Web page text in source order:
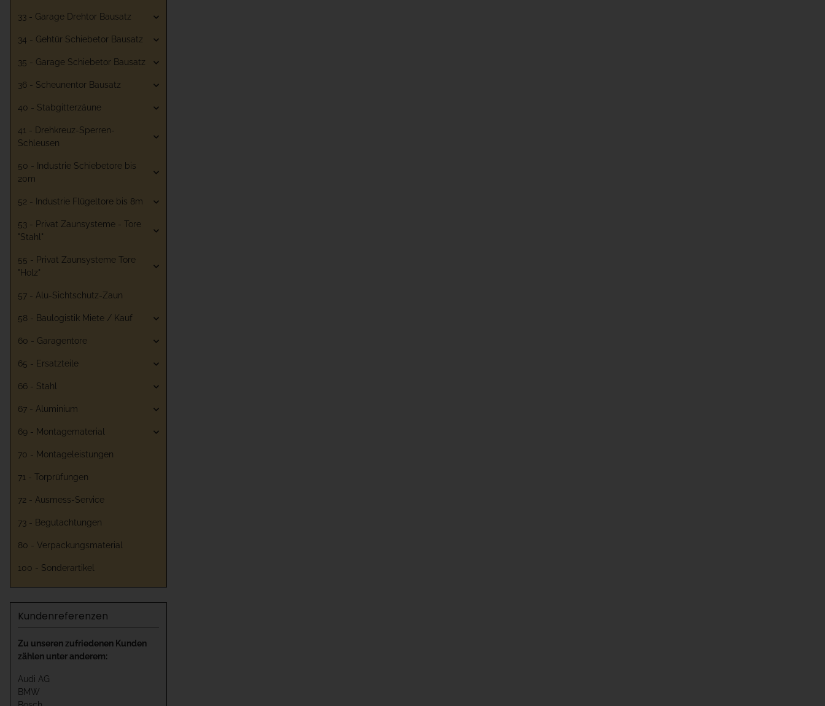
33 - Garage Drehtor Bausatz
34 - Gehtür Schiebetor Bausatz
35 - Garage Schiebetor Bausatz
36 - Scheunentor Bausatz
40 - Stabgitterzäune
41 - Drehkreuz-Sperren-
Schleusen
50 - Industrie Schiebetore bis
20m
52 - Industrie Flügeltore bis 8m
53 - Privat Zaunsysteme - Tore
"Stahl"
55 - Privat Zaunsysteme Tore
"Holz"
57 - Alu-Sichtschutz-Zaun
58 - Baulogistik Miete / Kauf
60 - Garagentore
65 - Ersatzteile
66 - Stahl
67 - Aluminium
69 - Montagematerial
70 - Montageleistungen
71 - Torprüfungen
72 - Ausmess-Service
73 - Begutachtungen
80 - Verpackungsmaterial
100 - Sonderartikel
Kundenreferenzen
Zu unseren zufriedenen Kunden
zählen unter anderem:
Audi AG
BMW